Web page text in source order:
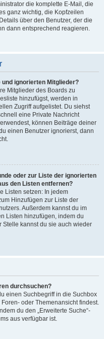
die komplette E-Mail, die
ganz wichtig, die Kopfzeilen
über den Benutzer, der die
dann entsprechend reagieren.
und ignorierten Mitglieder?
Mitglieder des Boards zu
hinzufügst, werden in
Zugriff aufgelistet. Du siehst
eine Private Nachricht
können Beiträge deiner
einen Benutzer ignorierst, dann
oder zur Liste der ignorierten
den Listen entfernen?
Listen setzen: In jedem
Hinzufügen zur Liste der
Außerdem kannst du im
Listen hinzufügen, indem du
Stelle kannst du sie auch wieder
durchsuchen?
einen Suchbegriff in die Suchbox
oder Themenansicht findest.
du den „Erweiterte Suche“-
aus verfügbar ist.